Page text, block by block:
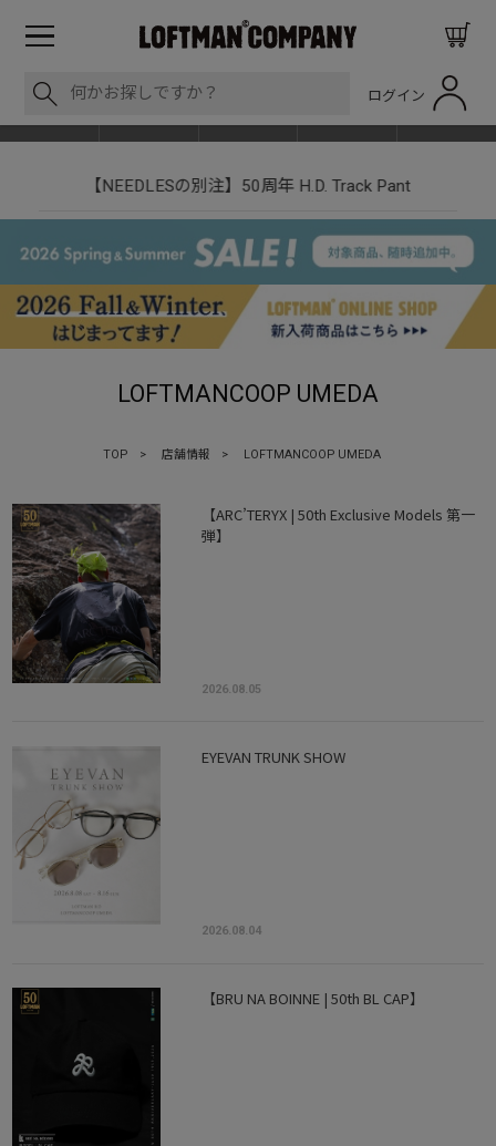
ログイン
【NEEDLESの別注】50周年 H.D. Track Pant
LOFTMANCOOP UMEDA
TOP > 店舗情報 > LOFTMANCOOP UMEDA
【ARC’TERYX | 50th Exclusive Models 第一
弾】
2026.08.05
EYEVAN TRUNK SHOW
2026.08.04
【BRU NA BOINNE | 50th BL CAP】